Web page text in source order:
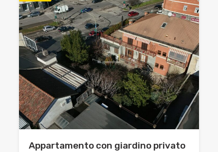
Appartamento con giardino privato